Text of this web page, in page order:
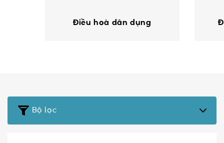
Điều hoà dân dụng
Bộ lọc